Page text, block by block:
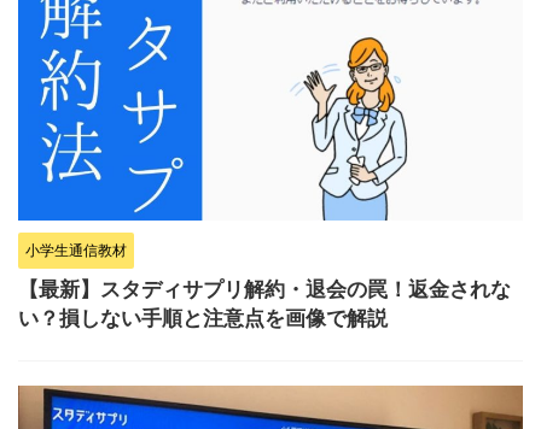
小学生通信教材
【最新】スタディサプリ解約・退会の罠！返金されな
い？損しない手順と注意点を画像で解説